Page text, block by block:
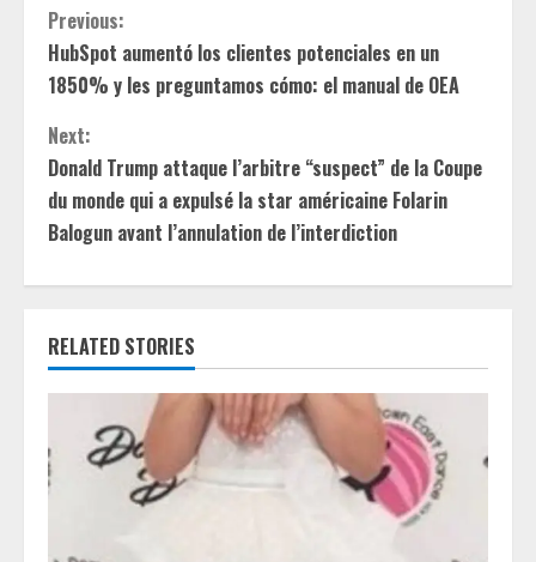
C
o
n
t
i
n
u
e
e
Previous:
HubSpot aumentó los clientes potenciales en un
1850% y les preguntamos cómo: el manual de OEA
Next:
Donald Trump attaque l’arbitre “suspect” de la Coupe
du monde qui a expulsé la star américaine Folarin
Balogun avant l’annulation de l’interdiction
RELATED STORIES